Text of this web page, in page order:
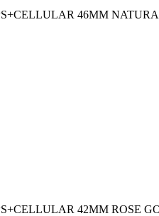
46MM
42MM ROSE